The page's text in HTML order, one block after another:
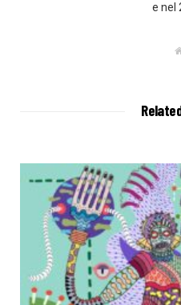
e nel